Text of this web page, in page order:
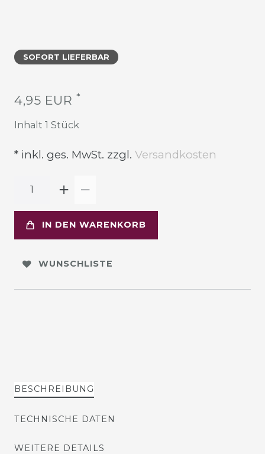
SOFORT LIEFERBAR
4,95 EUR *
Inhalt 1 Stück
* inkl. ges. MwSt. zzgl. Versandkosten
IN DEN WARENKORB
WUNSCHLISTE
BESCHREIBUNG
TECHNISCHE DATEN
WEITERE DETAILS